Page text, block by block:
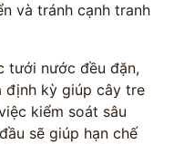
và tránh cạnh tranh
tưới nước đều đặn,
định kỳ giúp cây tre
kiểm soát sâu
sẽ giúp hạn chế